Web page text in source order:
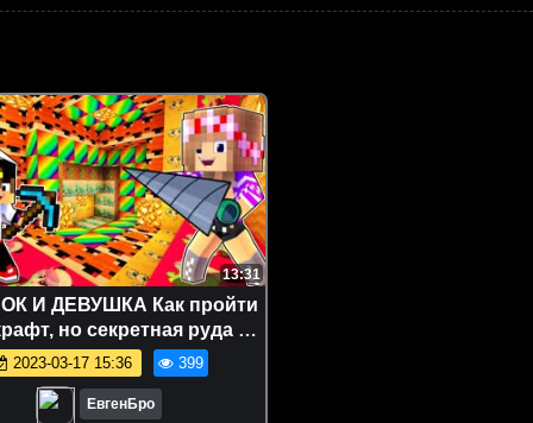
13:31
И ДЕВУШКА Как пройти
но секретная руда в
! НУБ И ПРО ВИДЕО
MINECRAFT
2023-03-17 15:36 399
ЕвгенБро